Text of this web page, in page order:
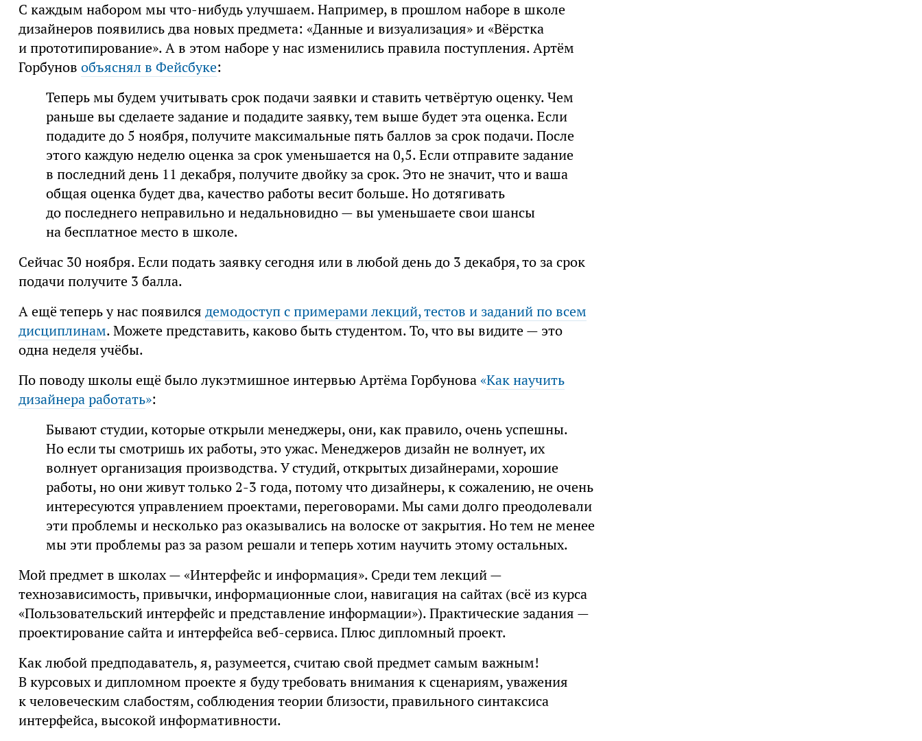
С каждым набором мы что-нибудь улучшаем. Например, в прошлом наборе в школе
дизайнеров появились два новых предмета: «Данные и визуализация» и «Вёрстка
и прототипирование». А в этом наборе у нас изменились правила поступления. Артём
Горбунов объяснял в Фейсбуке:
Теперь мы будем учитывать срок подачи заявки и ставить четвёртую оценку. Чем
раньше вы сделаете задание и подадите заявку, тем выше будет эта оценка. Если
подадите до 5 ноября, получите максимальные пять баллов за срок подачи. После
этого каждую неделю оценка за срок уменьшается на 0,5. Если отправите задание
в последний день 11 декабря, получите двойку за срок. Это не значит, что и ваша
общая оценка будет два, качество работы весит больше. Но дотягивать
до последнего неправильно и недальновидно — вы уменьшаете свои шансы
на бесплатное место в школе.
Сейчас 30 ноября. Если подать заявку сегодня или в любой день до 3 декабря, то за срок
подачи получите 3 балла.
А ещё теперь у нас появился демодоступ с примерами лекций, тестов и заданий по всем
дисциплинам. Можете представить, каково быть студентом. То, что вы видите — это
одна неделя учёбы.
По поводу школы ещё было лукэтмишное интервью Артёма Горбунова«Как научить
дизайнера работать»:
Бывают студии, которые открыли менеджеры, они, как правило, очень успешны.
Но если ты смотришь их работы, это ужас. Менеджеров дизайн не волнует, их
волнует организация производства. У студий, открытых дизайнерами, хорошие
работы, но они живут только 2-3 года, потому что дизайнеры, к сожалению, не очень
интересуются управлением проектами, переговорами. Мы сами долго преодолевали
эти проблемы и несколько раз оказывались на волоске от закрытия. Но тем не менее
мы эти проблемы раз за разом решали и теперь хотим научить этому остальных.
Мой предмет в школах — «Интерфейс и информация». Среди тем лекций —
технозависимость, привычки, информационные слои, навигация на сайтах (всё из курса
«Пользовательский интерфейс и представление информации»). Практические задания —
проектирование сайта и интерфейса веб-сервиса. Плюс дипломный проект.
Как любой предподаватель, я, разумеется, считаю свой предмет самым важным!
В курсовых и дипломном проекте я буду требовать внимания к сценариям, уважения
к человеческим слабостям, соблюдения теории близости, правильного синтаксиса
интерфейса, высокой информативности.